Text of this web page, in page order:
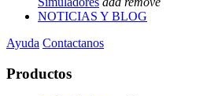
NOTICIAS Y BLOG
Ayuda Contactanos
Productos